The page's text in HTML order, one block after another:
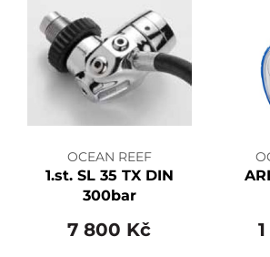
OCEAN REEF
1.st. SL 35 TX DIN
300bar
7 800 Kč